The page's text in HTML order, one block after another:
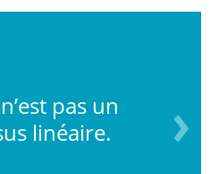
pas un
linéaire.